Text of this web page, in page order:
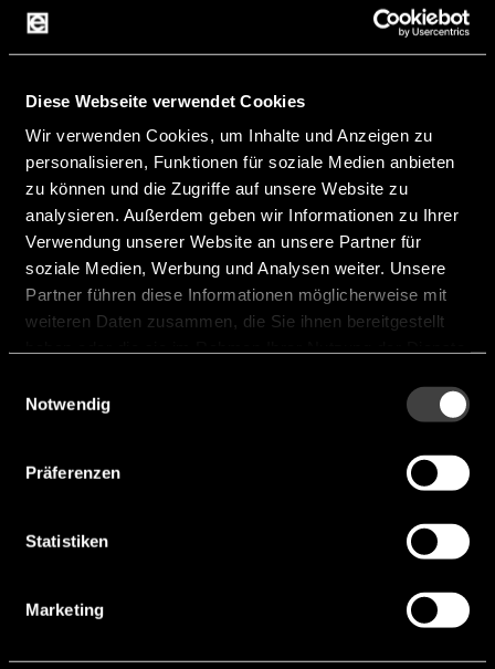
Diese Webseite verwendet Cookies
Wir verwenden Cookies, um Inhalte und Anzeigen zu
personalisieren, Funktionen für soziale Medien anbieten
zu können und die Zugriffe auf unsere Website zu
analysieren. Außerdem geben wir Informationen zu Ihrer
Verwendung unserer Website an unsere Partner für
soziale Medien, Werbung und Analysen weiter. Unsere
Partner führen diese Informationen möglicherweise mit
weiteren Daten zusammen, die Sie ihnen bereitgestellt
Notwendig
Präferenzen
Statistiken
Marketing